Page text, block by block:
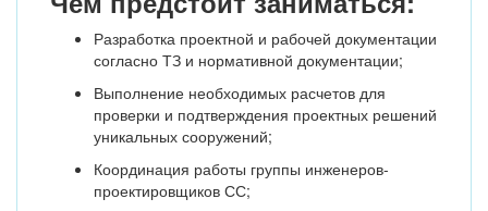
Разработка проектной и рабочей документации
согласно ТЗ и нормативной документации;
Выполнение необходимых расчетов для
проверки и подтверждения проектных решений
уникальных сооружений;
Координация работы группы инженеров-
проектировщиков СС;